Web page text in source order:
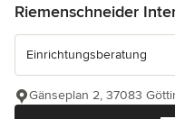
Riemenschneider
Einrichtungsberatung
Gänseplan 2, 37083